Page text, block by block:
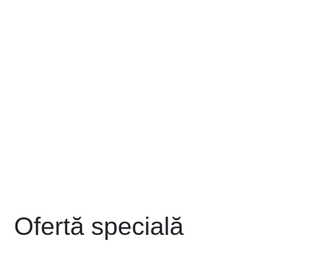
Ofertă specială